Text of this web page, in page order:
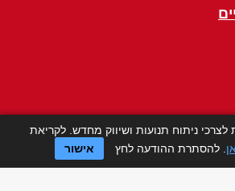
Click a Table
ניתוח תנועות ושיווק מחדש. לקריאת
. להסתרת ההודעה לחץ אישור